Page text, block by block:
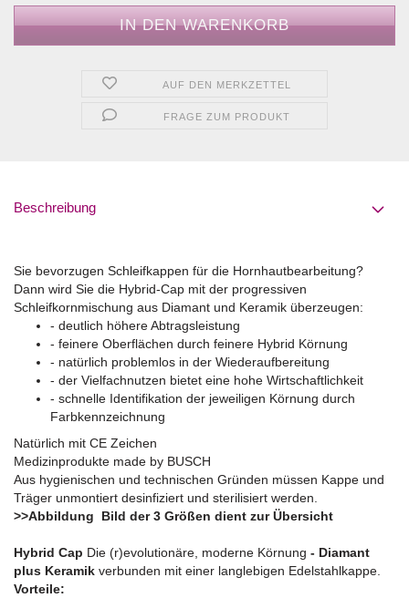
AUF DEN MERKZETTEL
FRAGE ZUM PRODUKT
Beschreibung
Sie bevorzugen Schleifkappen für die Hornhautbearbeitung?
Dann wird Sie die Hybrid-Cap mit der progressiven
Schleifkornmischung aus Diamant und Keramik überzeugen:
- deutlich höhere Abtragsleistung
- feinere Oberflächen durch feinere Hybrid Körnung
- natürlich problemlos in der Wiederaufbereitung
- der Vielfachnutzen bietet eine hohe Wirtschaftlichkeit
- schnelle Identifikation der jeweiligen Körnung durch
Farbkennzeichnung
Natürlich mit CE Zeichen
Medizinprodukte made by BUSCH
Aus hygienischen und technischen Gründen müssen Kappe und
Träger unmontiert desinfiziert und sterilisiert werden.
>>Abbildung Bild der 3 Größen dient zur Übersicht
Hybrid Cap Die (r)evolutionäre, moderne Körnung - Diamant
plus Keramik verbunden mit einer langlebigen Edelstahlkappe.
Vorteile: